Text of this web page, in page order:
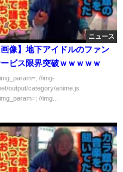
ニュース
画像】地下アイドルのファン
ビス限界突破ｗｗｗｗｗ
//img-
output/category/anime.js
//img...